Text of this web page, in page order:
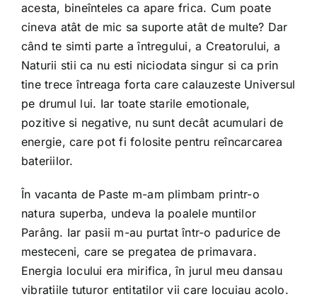
acesta, bineînteles ca apare frica. Cum poate
cineva atât de mic sa suporte atât de multe? Dar
când te simti parte a întregului, a Creatorului, a
Naturii stii ca nu esti niciodata singur si ca prin
tine trece întreaga forta care calauzeste Universul
pe drumul lui. Iar toate starile emotionale,
pozitive si negative, nu sunt decât acumulari de
energie, care pot fi folosite pentru reîncarcarea
bateriilor.
În vacanta de Paste m-am plimbam printr-o
natura superba, undeva la poalele muntilor
Parâng. Iar pasii m-au purtat într-o padurice de
mesteceni, care se pregatea de primavara.
Energia locului era mirifica, în jurul meu dansau
vibratiile tuturor entitatilor vii care locuiau acolo.